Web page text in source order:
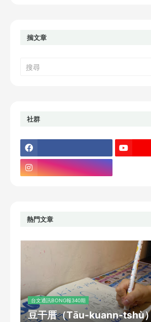
揣文章
社群
熱門文章
台文通訊BONG報340期
豆干厝（Tāu-kuann-tshù）